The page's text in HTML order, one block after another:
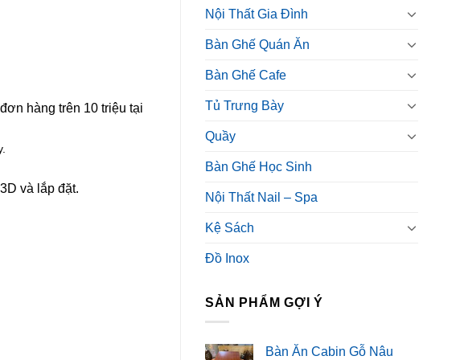
Nội Thất Gia Đình
Bàn Ghế Quán Ăn
Bàn Ghế Cafe
Tủ Trưng Bày
Quầy
Bàn Ghế Học Sinh
Nội Thất Nail – Spa
Kệ Sách
Đồ Inox
SẢN PHẨM GỢI Ý
Bàn Ăn Cabin Gỗ Nâu
hàng trên 10 triệu tại
và lắp đặt.